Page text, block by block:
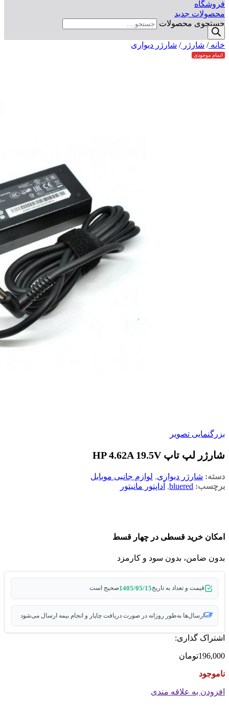
فروشگاه
محصولات جدید
جستجوی محصولات
خانه/ شارژر/ شارژر دیواری
اتمام موجودی
بزرگنمایی تصویر
شارژر لپ تاپ HP 4.62A 19.5V
دسته: شارژر دیواری, لوازم جانبی موبایل
برچسب: bluered
, آداپتور مانیتور
امکان خرید قسطی در چهار قسط
بدون ضامن، بدون سود و کارمزد
قیمت و تعداد به تاریخ1405/05/15صحیح است
ارسال‌ها به‌طور روزانه در صورت دریافت چاپار و انجام بیمه ارسال می‌شود
اشتراک گذاری:
196,000تومان
ناموجود
افزودن به علاقه مندی